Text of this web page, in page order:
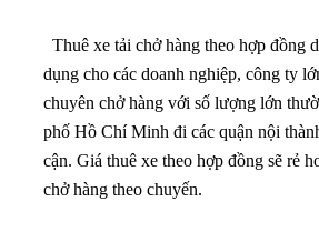
Thuê xe tải chở hàng theo hợp đồng
dụng cho các doanh nghiệp, công ty
chuyên chở hàng với số lượng lớn
phố Hồ Chí Minh đi các quận nội
cận. Giá thuê xe theo hợp đồng sẽ rẻ
chở hàng theo chuyến.